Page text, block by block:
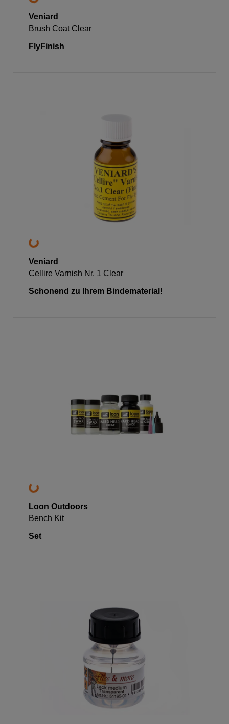
Veniard
Brush Coat Clear
FlyFinish
Veniard
Cellire Varnish Nr. 1 Clear
Schonend zu Ihrem Bindematerial!
Loon Outdoors
Bench Kit
Set